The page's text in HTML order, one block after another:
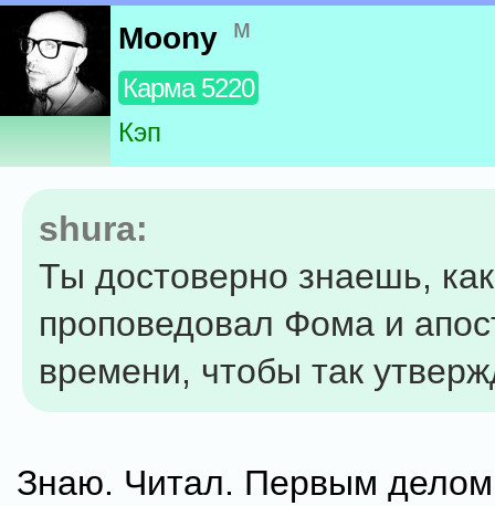
Moony м
Карма 5220
Кэп
shura:
Ты достоверно знаешь, как
проповедовал Фома и
времени, чтобы так
Знаю. Читал. Первым